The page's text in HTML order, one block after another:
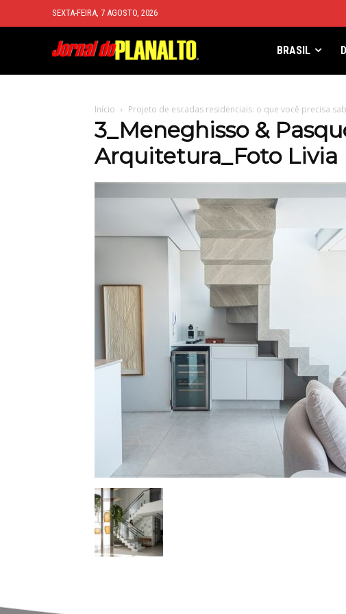
SEXTA-FEIRA, 7 AGOSTO, 2026
BRASIL
Início Projeto de escadas residenciais: o que você precisa
3_Meneghisso &
Arquitetura_Foto Livia